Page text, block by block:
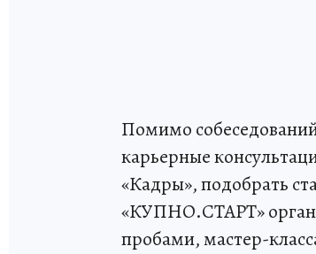
Помимо
карьерные
«Кадры», подобрать
«КУПНО.СТАРТ»
пробами, мастер-